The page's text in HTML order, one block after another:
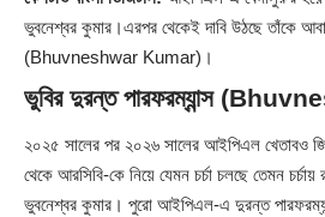
ভুবনেশ্বর কুমার।এরপর থেকেই দাবি উঠছে তাঁকে
(Bhuvneshwar Kumar)।
ভুবির দুরন্ত পারফরম্যান্স
২০২৫ সালের পর ২০২৬ সালের আইপিএল খেতাবও
থেকে আরসিবি-কে নিয়ে যেমন চর্চা চলছে তেমন
ভুবনেশ্বর কুমার। পুরো আইপিএল-এ দুরন্ত